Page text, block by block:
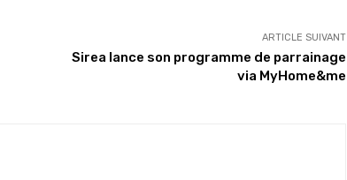
ARTICLE SUIVANT
Sirea lance son programme de parrainage
via MyHome&me